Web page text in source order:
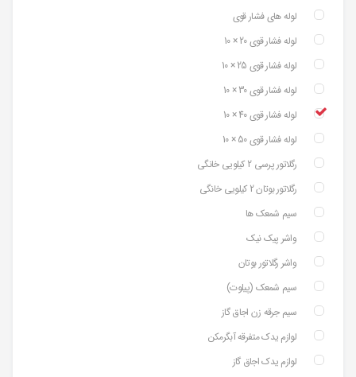
لوله های فشار قوی
لوله فشار قوی 20 × 10
لوله فشار قوی 25 × 10
لوله فشار قوی 30 × 10
لوله فشار قوی 40 × 10
لوله فشار قوی 50 × 10
رگلاتور پرسی 2 کیلویی خانگی
رگلاتور بوتان 2 کیلویی خانگی
سیم شمعک ها
واشر پیک نیک
واشر رگلاتور بوتان
سیم شمعک (پیلوت)
سیم جرقه زن اجاق گاز
لوازم یدک متفرقه آبگرمکن
لوازم یدک اجاق گاز